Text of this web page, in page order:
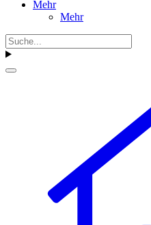
Mehr
Mehr